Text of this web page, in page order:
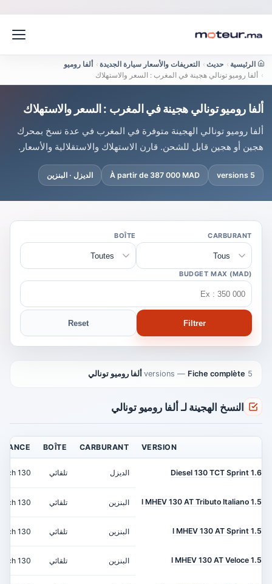
الرئيسية › حديث › التعريفات والأسعار سيارة الجديدة ›
ألفا روميو
›
ألفا روميو تونالي هجينة في المغرب : السعر والاستهلاك
ألفا روميو تونالي هجينة في المغرب : السعر والاستهلاك
ألفا روميو تونالي الهجينة متوفرة في المغرب في عدة نسخ بمحرك
هجين أو هجين قابل للشحن. قارن الاستهلاك والاستقلالية والأسعار.
5 versions
À partir de 387 000 MAD الديزل · البنزين
CARBURANT
BOÎTE
BUDGET MAX (MAD)
Filtrer
Reset
5 versions
— Fiche complète ألفا روميو تونالي
النسخ الهجينة لـ ألفا روميو تونالي
VERSION
CARBURANT
BOÎTE
1.6 Diesel 130 TCT Sprint الديزل تلقائي 130 ch
1.5 l MHEV 130 AT Tributo Italiano البنزين تلقائي 130 ch
1.5 l MHEV 130 AT Sprint البنزين تلقائي 130 ch
1.5 l MHEV 130 AT Veloce البنزين تلقائي 130 ch